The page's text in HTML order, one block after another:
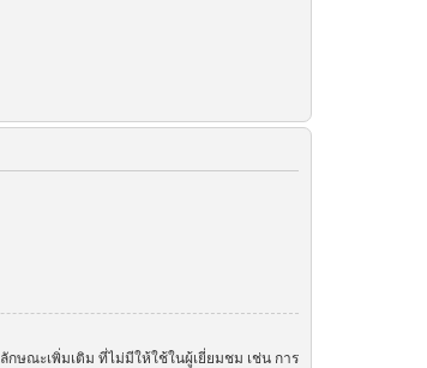
ษณะเพิ่มเติม ที่ไม่มีให้ใช้ในผู้เยี่ยมชม เช่น การ